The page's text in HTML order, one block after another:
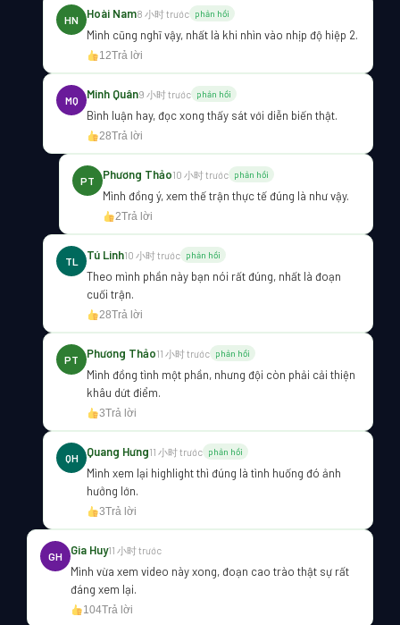
HN Hoài Nam8 小时 trước phản hồi
Mình cũng nghĩ vậy, nhất là khi nhìn vào nhịp độ hiệp 2.
12Trả lời
MQ Minh Quân9 小时 trước phản hồi
Bình luận hay, đọc xong thấy sát với diễn biến thật.
28Trả lời
PT Phương Thảo10 小时 trước phản hồi
Mình đồng ý, xem thế trận thực tế đúng là như vậy.
2Trả lời
TL Tú Linh10 小时 trước phản hồi
Theo mình phần này bạn nói rất đúng, nhất là đoạn
cuối trận.
28Trả lời
PT Phương Thảo11 小时 trước phản hồi
Mình đồng tình một phần, nhưng đội còn phải cải thiện
khâu dứt điểm.
3Trả lời
QH Quang Hưng11 小时 trước phản hồi
Mình xem lại highlight thì đúng là tình huống đó ảnh
hưởng lớn.
3Trả lời
GH Gia Huy11 小时 trước
Mình vừa xem video này xong, đoạn cao trào thật sự rất
đáng xem lại.
104Trả lời